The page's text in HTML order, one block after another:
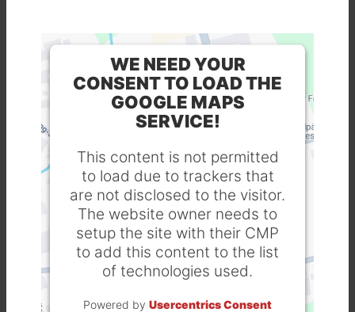
WE NEED YOUR
CONSENT TO LOAD THE
GOOGLE MAPS
SERVICE!
This content is not permitted
to load due to trackers that
are not disclosed to the visitor.
The website owner needs to
setup the site with their CMP
to add this content to the list
of technologies used.
Powered by Usercentrics Consent